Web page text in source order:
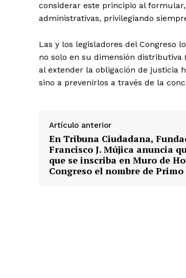
considerar este principio al
administrativas, privilegiando
Las y los legisladores del Congreso
no solo en su dimensión
al extender la obligación de justicia
sino a prevenirlos a través de la
Artículo anterior
En Tribuna Ciudadana,
Francisco J. Mújica anuncia
que se inscriba en Muro de
Congreso el nombre de